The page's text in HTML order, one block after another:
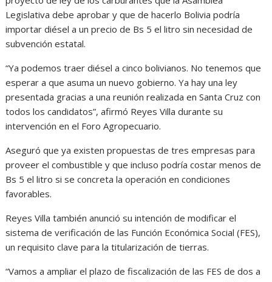
Legislativa debe aprobar y que de hacerlo Bolivia podría
importar diésel a un precio de Bs 5 el litro sin necesidad de
subvención estatal.
“Ya podemos traer diésel a cinco bolivianos. No tenemos que
esperar a que asuma un nuevo gobierno. Ya hay una ley
presentada gracias a una reunión realizada en Santa Cruz con
todos los candidatos”, afirmó Reyes Villa durante su
intervención en el Foro Agropecuario.
Aseguró que ya existen propuestas de tres empresas para
proveer el combustible y que incluso podría costar menos de
Bs 5 el litro si se concreta la operación en condiciones
favorables.
Reyes Villa también anunció su intención de modificar el
sistema de verificación de las Función Económica Social (FES),
un requisito clave para la titularización de tierras.
“Vamos a ampliar el plazo de fiscalización de las FES de dos a